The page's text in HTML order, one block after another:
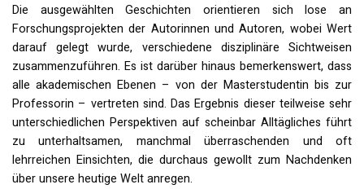
Die ausgewählten Geschichten orientieren sich lose an
Forschungsprojekten der Autorinnen und Autoren, wobei Wert
darauf gelegt wurde, verschiedene disziplinäre Sichtweisen
zusammenzuführen. Es ist darüber hinaus bemerkenswert, dass
alle akademischen Ebenen – von der Masterstudentin bis zur
Professorin – vertreten sind. Das Ergebnis dieser teilweise sehr
unterschiedlichen Perspektiven auf scheinbar Alltägliches führt
zu unterhaltsamen, manchmal überraschenden und oft
lehrreichen Einsichten, die durchaus gewollt zum Nachdenken
über unsere heutige Welt anregen.